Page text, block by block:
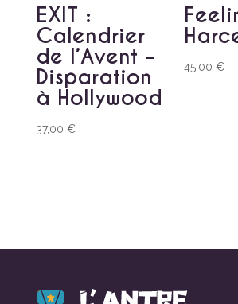
EXIT :
Calendrier
de l’Avent –
Disparation
à Hollywood
37,00 €
45,00€